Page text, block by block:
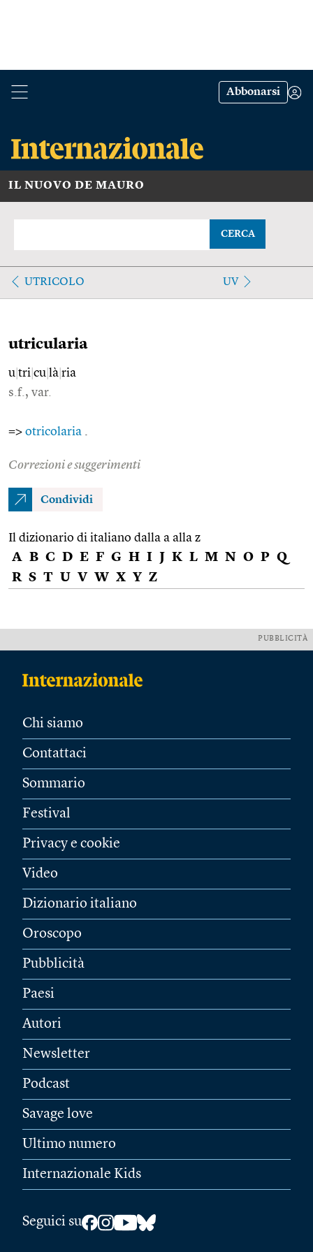
Abbonarsi
IL NUOVO DE MAURO
CERCA
UTRICOLO UV
utricularia
u tri cu là ria
s.f., var.
=> otricolaria
Correzioni e suggerimenti
Condividi
Il dizionario di italiano dalla a alla z
A B C D E F G H I J K L M N O P Q
R S T U V W X Y Z
PUBBLICITÀ
Chi siamo
Contattaci
Sommario
Festival
Privacy e cookie
Video
Dizionario italiano
Oroscopo
Pubblicità
Paesi
Autori
Newsletter
Podcast
Savage love
Ultimo numero
Internazionale Kids
Seguici su